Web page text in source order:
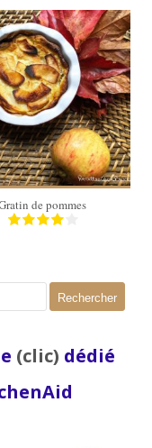
4 personnes
30 Min
de pommes
(clic) dédié